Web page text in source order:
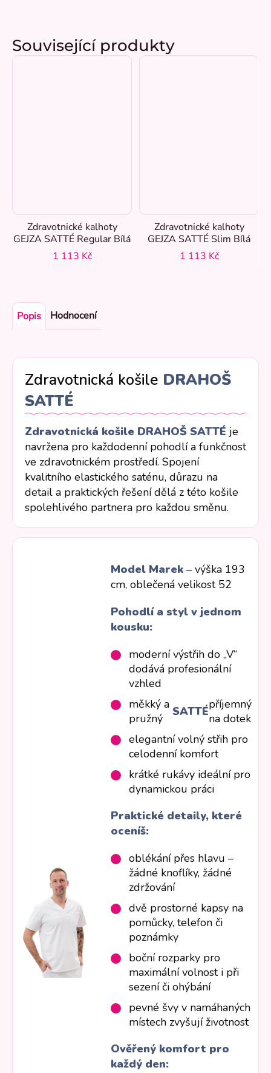
Související produkty
Zdravotnické kalhoty
GEJZA SATTÉ Regular Bílá
1 113 Kč
Zdravotnické kalhoty
GEJZA SATTÉ Slim Bílá
1 113 Kč
Popis Hodnocení
Zdravotnická košile DRAHOŠ
SATTÉ
Zdravotnická košile DRAHOŠ SATTÉ je
navržena pro každodenní pohodlí a funkčnost
ve zdravotnickém prostředí. Spojení
kvalitního elastického saténu, důrazu na
detail a praktických řešení dělá z této košile
spolehlivého partnera pro každou směnu.
Model Marek – výška 193
cm, oblečená velikost 52
Pohodlí a styl v jednom
kousku:
moderní výstřih do „V“
dodává profesionální
vzhled
měkký a
pružný
SATTÉpříjemný
na dotek
elegantní volný střih pro
celodenní komfort
krátké rukávy ideální pro
dynamickou práci
Praktické detaily, které
oceníš:
oblékání přes hlavu –
žádné knoflíky, žádné
zdržování
dvě prostorné kapsy na
pomůcky, telefon či
poznámky
boční rozparky pro
maximální volnost i při
sezení či ohýbání
pevné švy v namáhaných
místech zvyšují životnost
Ověřený komfort pro
každý den: